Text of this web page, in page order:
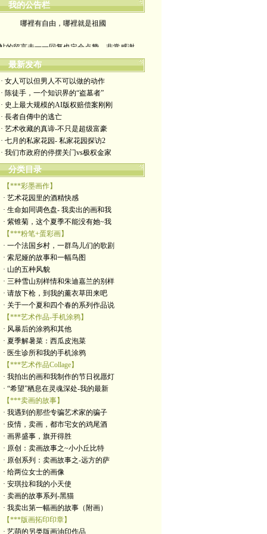
我的公告栏
哪裡有自由，哪裡就是祖國
yimengling53@yahoo.com
有意收藏者请私信我，感谢一贯支持
政治转载不一定代表本人意见
艺术博客：https://yimengl.blog
目录中标注星号的为本人艺术原创
最新发布
· 女人可以但男人不可以做的动作
· 陈徒手，一个知识界的“盗墓者”
· 史上最大规模的AI版权赔偿案刚刚
· 長者自傳中的逃亡
· 艺术收藏的真谛-不只是超级富豪
· 七月的私家花园- 私家花园探访2
· 我们市政府的停摆关门vs极权金家
分类目录
【***彩墨画作】
· 艺术花园里的酒精快感
· 生命如同调色盘- 我卖出的画和我
· 紫锥菊，这个夏季不能没有她~我
【***粉笔+蛋彩画】
· 一个法国乡村，一群鸟儿们的歌剧
· 索尼娅的故事和一幅鸟图
· 山的五种风貌
· 三种雪山别样情和朱迪嘉兰的别样
· 请放下枪，到我的薰衣草田来吧
· 关于一个夏和四个春的系列作品说
【***艺术作品-手机涂鸦】
· 风暴后的涂鸦和其他
· 夏季解暑菜：西瓜皮泡菜
· 医生诊所和我的手机涂鸦
【***艺术作品Collage】
· 我拍出的画和我制作的节日祝愿灯
· “希望”栖息在灵魂深处-我的最新
【***卖画的故事】
· 我遇到的那些专骗艺术家的骗子
· 疫情，卖画，都市宅女的鸡尾酒
· 画界盛事，旗开得胜
· 原创：卖画故事之~小小丘比特
· 原创系列：卖画故事之-远方的萨
· 给两位女士的画像
· 安琪拉和我的小天使
· 卖画的故事系列-黑猫
· 我卖出第一幅画的故事（附画）
【***版画拓印印章】
· 艺萌的另类版画油印作品